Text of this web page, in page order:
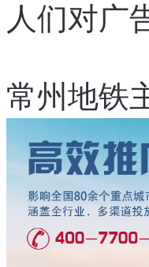
人们对广
常州地铁